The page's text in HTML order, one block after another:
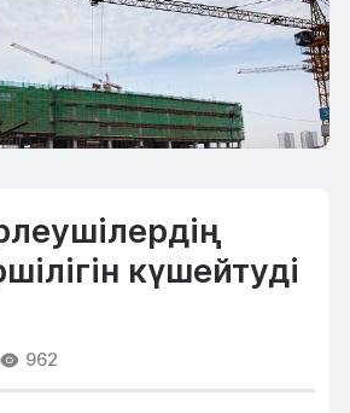
күшейтуді
962